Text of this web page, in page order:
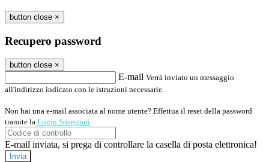
button close ×
Recupero password
button close ×
E-mail Verrà inviato un messaggio
all'indirizzo indicato con le istruzioni necessarie.
Non hai una e-mail associata al nome utente? Effettua il reset della password
tramite la Login Spaggiari
E-mail inviata, si prega di controllare la casella di posta elettronica!